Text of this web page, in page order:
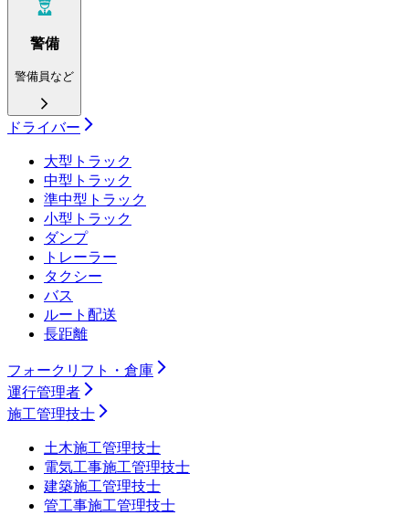
警備
警備員など
ドライバー
大型トラック
中型トラック
準中型トラック
小型トラック
ダンプ
トレーラー
タクシー
バス
ルート配送
長距離
フォークリフト・倉庫
運行管理者
施工管理技士
土木施工管理技士
電気工事施工管理技士
建築施工管理技士
管工事施工管理技士